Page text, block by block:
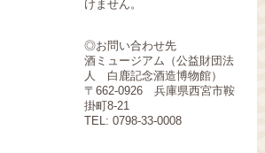
けません。
◎お問い合わせ先
酒ミュージアム（公益財団法
人 白鹿記念酒造博物館）
〒662-0926 兵庫県西宮市鞍
掛町8‐21
TEL: 0798-33-0008